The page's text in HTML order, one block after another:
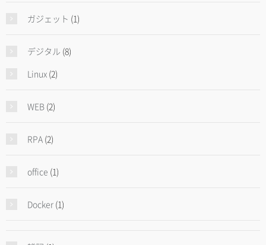
ガジェット (1)
デジタル (8)
Linux (2)
WEB (2)
RPA (2)
office (1)
Docker (1)